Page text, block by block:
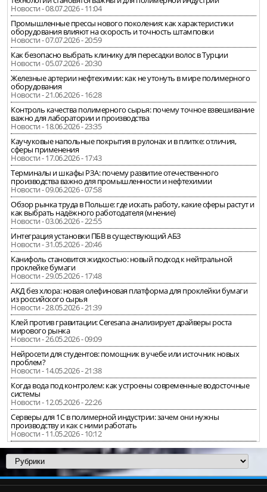
Новости - 08.07.2026 - 11:04
Промышленные прессы нового поколения: как характеристики
оборудования влияют на скорость и точность штамповки
Новости - 07.07.2026 - 20:59
Как безопасно выбрать клинику для пересадки волос в Турции
Новости - 05.07.2026 - 20:30
Железные артерии нефтехимии: как не утонуть в мире полимерного
оборудования
Новости - 21.06.2026 - 16:28
Контроль качества полимерного сырья: почему точное взвешивание
важно для лаборатории и производства
Новости - 18.06.2026 - 23:35
Каучуковые напольные покрытия в рулонах и в плитке: отличия,
сферы применения
Новости - 17.06.2026 - 17:43
Терминалы и шкафы РЗА: почему развитие отечественного
производства важно для промышленности и нефтехимии
Новости - 09.06.2026 - 07:58
Обзор рынка труда в Польше: где искать работу, какие сферы растут и
как выбрать надёжного работодателя (мнение)
Новости - 03.06.2026 - 22:55
Интеграция установки ПБВ в существующий АБЗ
Новости - 31.05.2026 - 20:46
Канифоль становится жидкостью: новый подход к нейтральной
проклейке бумаги
Новости - 29.05.2026 - 17:48
АКД без хлора: новая олефиновая платформа для проклейки бумаги
из российского сырья
Новости - 28.05.2026 - 21:39
Клей против гравитации: Ceresana анализирует драйверы роста
мирового рынка
Новости - 26.05.2026 - 09:09
Нейросети для студентов: помощник в учебе или источник новых
проблем?
Новости - 14.05.2026 - 21:38
Когда вода под контролем: как устроены современные водосточные
системы
Новости - 12.05.2026 - 22:26
Серверы для 1С в полимерной индустрии: зачем они нужны
производству и как с ними работать
Новости - 11.05.2026 - 10:12